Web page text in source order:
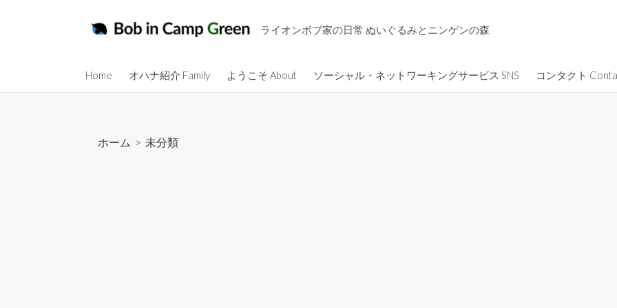
へ
ライオンボブ家の日常 ぬいぐるみとニンゲンの森
Home オハナ紹介 Family ようこそ About ソーシャル・ネットワーキングサービス SNS コンタクト
ホーム > 未分類